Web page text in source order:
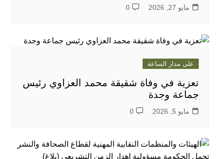
مايو 27, 2026 0
على مدار الساعة
تعزية في وفاة شقيقة محمد العزاوي رئيس
جماعة وجدة
مايو 5, 2026 0